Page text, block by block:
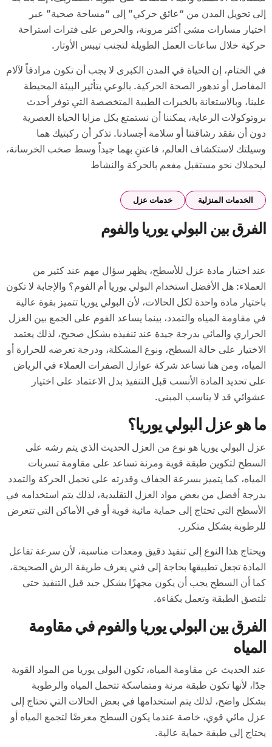
إلى تحويل المدن من “عائق حركي” إلى “مساحة صحية” عبر
اختيار مسارات مشي أكثر مرونة، والحرص على فترات استراحة
حركية خلال ساعات العمل الطويلة لتجنب تيبس الأوتار.
في الختام، إن الحياة في المدن الكبرى لا يجب أن تكون مرادفاً لآلام
المفاصل أو تدهور الصحة الحركية. بالوعي بتأثير البيئة المحيطة
علينا، وبالاستعانة بالخبرات الطبية المتخصصة التي توفر أحدث
بروتوكولات الرعاية، يمكننا أن نستمتع بكل مزايا الحياة العصرية
دون أن نفقد رشاقتنا أو سلامة أجسادنا. تذكر أن ركبتيك هما
وسيلتك لاستكشاف العالم، فاعتنِ بهما جيداً وسط صخب الخرسانة،
ليحملاك نحو مستقبل مفعم بالحركة والنشاط
الخدمات المنزلية خدمات عزل
الفرق بين البولي يوريا والفوم
عند اختيار مادة عزل للأسطح، يظهر سؤال مهم عند كثير من
العملاء: هل الأفضل استخدام البولي يوريا أم الفوم؟ والإجابة لا تكون
باختيار مادة واحدة لكل الحالات، لأن البولي يوريا تتميز بقوة عالية
في مقاومة المياه والتمدد، بينما يساعد الفوم على الجمع بين العزل
الحراري والمائي بدرجة جيدة عند تنفيذه بشكل صحيح، لذلك يعتمد
الاختيار على حالة السطح، ونوع المشكلة، ودرجة تعرضه للحرارة أو
المياه، ومن هنا تساعد شركة عوازل الصفرات العملاء في الرياض
على تحديد المادة الأنسب قبل التنفيذ بدل الاعتماد على اختيار
عشوائي قد لا يناسب المبنى.
ما هو عزل البولي يوريا؟
عزل البولي يوريا هو نوع من العزل الحديث الذي يتم رشه على
السطح لتكوين طبقة قوية ومرنة تساعد على مقاومة تسربات
المياه، كما يتميز بسرعة الجفاف وقدرته على تحمل الحركة والتمدد
بدرجة أفضل من بعض مواد العزل التقليدية، لذلك يتم استخدامه في
الأسطح التي تحتاج إلى حماية مائية قوية أو في الأماكن التي تتعرض
للرطوبة بشكل متكرر.
ويحتاج هذا النوع إلى تنفيذ دقيق ومعدات مناسبة، لأن سرعة تفاعل
المادة تجعل تطبيقها بحاجة إلى فني يعرف طريقة الرش الصحيحة،
كما أن السطح يجب أن يكون مجهزًا بشكل جيد قبل التنفيذ حتى
تلتصق الطبقة وتعمل بكفاءة.
الفرق بين البولي يوريا والفوم في مقاومة
المياه
عند الحديث عن مقاومة المياه، تكون البولي يوريا من المواد القوية
جدًا، لأنها تكون طبقة مرنة ومتماسكة تتحمل المياه والرطوبة
بشكل واضح، لذلك يتم استخدامها في بعض الحالات التي تحتاج إلى
عزل مائي قوي، خاصة عندما يكون السطح معرضًا لتجمع المياه أو
يحتاج إلى طبقة حماية عالية.